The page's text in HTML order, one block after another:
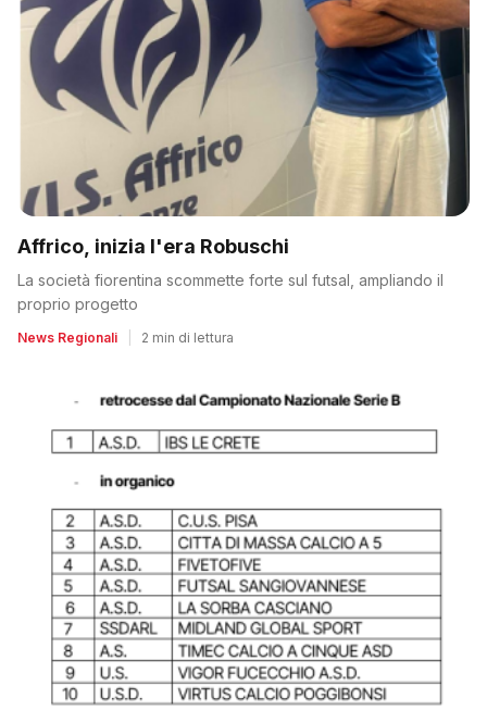
Affrico, inizia l'era Robuschi
La società fiorentina scommette forte sul futsal, ampliando il
proprio progetto
News Regionali 2 min di lettura